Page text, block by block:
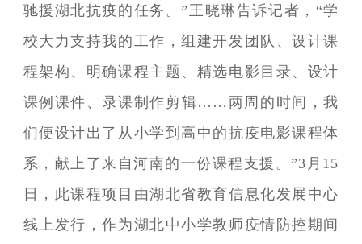
驰援湖北抗疫的任务。”王晓琳告诉记者，“学
校大力支持我的工作，组建开发团队、设计课
程架构、明确课程主题、精选电影目录、设计
课例课件、录课制作剪辑……两周的时间，我
们便设计出了从小学到高中的抗疫电影课程体
系，献上了来自河南的一份课程支援。”3月15
日，此课程项目由湖北省教育信息化发展中心
线上发行，作为湖北中小学教师疫情防控期间